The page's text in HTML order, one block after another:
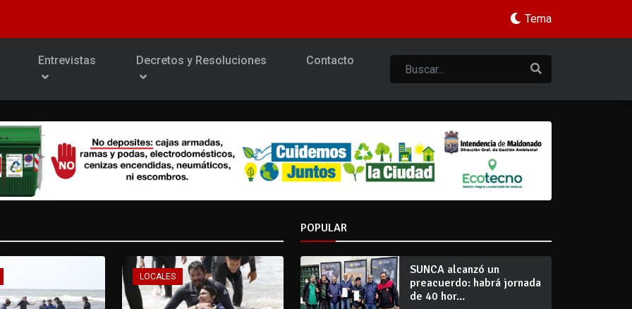
Tema
Entrevistas Decretos y Resoluciones Contacto
LOCALES
POPULAR
SUNCA alcanzó un
preacuerdo: habrá jornada
de 40 hor...